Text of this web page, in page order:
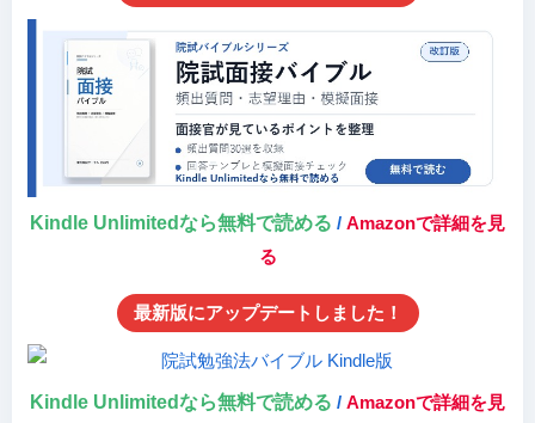
Kindle Unlimitedなら無料で読める / Amazonで詳細を見
る
最新版にアップデートしました！
Kindle Unlimitedなら無料で読める / Amazonで詳細を見